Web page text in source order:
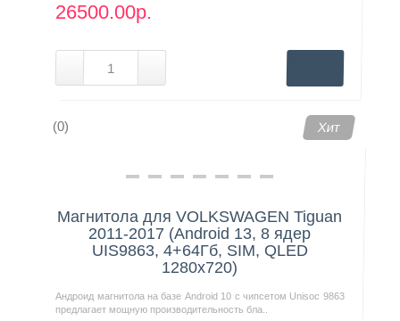
26500.00р.
(0) Хит
Магнитола для VOLKSWAGEN Tiguan
2011-2017 (Android 13, 8 ядер
UIS9863, 4+64Гб, SIM, QLED
1280x720)
Андроид магнитола на базе Android 10 с чипсетом Unisoc 9863
предлагает мощную производительность бла..